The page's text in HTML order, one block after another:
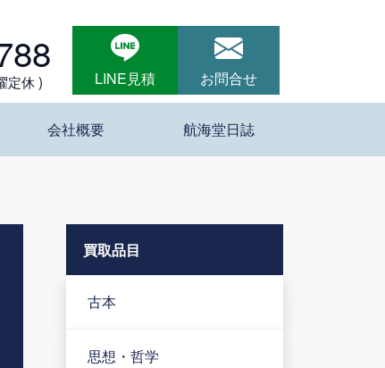
会社概要 航海堂日誌
定休 ) LINE見積 お問合せ
買取品目
古本
思想・哲学